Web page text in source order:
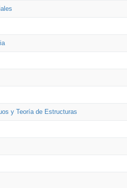
y Teoría de Estructuras